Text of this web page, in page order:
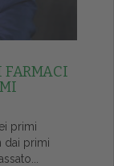
FARMACI
primi
dai primi